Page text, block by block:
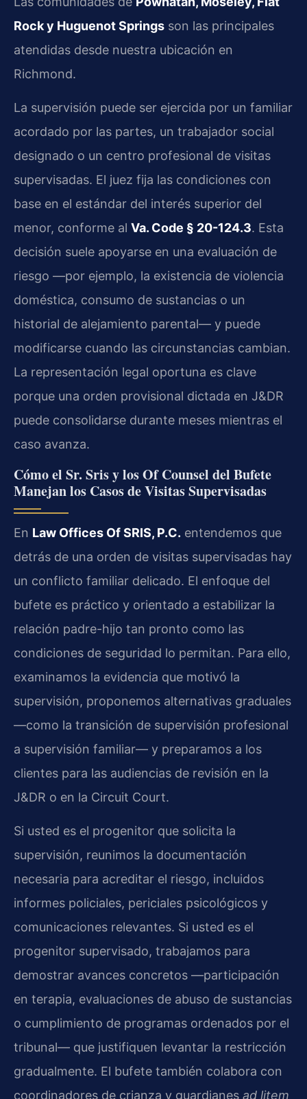
Rock y Huguenot Springs son las principales
atendidas desde nuestra ubicación en
Richmond.
La supervisión puede ser ejercida por un familiar
acordado por las partes, un trabajador social
designado o un centro profesional de visitas
supervisadas. El juez fija las condiciones con
base en el estándar del interés superior del
menor, conforme al Va. Code § 20-124.3. Esta
decisión suele apoyarse en una evaluación de
riesgo —por ejemplo, la existencia de violencia
doméstica, consumo de sustancias o un
historial de alejamiento parental— y puede
modificarse cuando las circunstancias cambian.
La representación legal oportuna es clave
porque una orden provisional dictada en J&DR
puede consolidarse durante meses mientras el
caso avanza.
Cómo el Sr. Sris y los Of Counsel del Bufete
Manejan los Casos de Visitas Supervisadas
En Law Offices Of SRIS, P.C. entendemos que
detrás de una orden de visitas supervisadas hay
un conflicto familiar delicado. El enfoque del
bufete es práctico y orientado a estabilizar la
relación padre-hijo tan pronto como las
condiciones de seguridad lo permitan. Para ello,
examinamos la evidencia que motivó la
supervisión, proponemos alternativas graduales
—como la transición de supervisión profesional
a supervisión familiar— y preparamos a los
clientes para las audiencias de revisión en la
J&DR o en la Circuit Court.
Si usted es el progenitor que solicita la
supervisión, reunimos la documentación
necesaria para acreditar el riesgo, incluidos
informes policiales, periciales psicológicos y
comunicaciones relevantes. Si usted es el
progenitor supervisado, trabajamos para
demostrar avances concretos —participación
en terapia, evaluaciones de abuso de sustancias
o cumplimiento de programas ordenados por el
tribunal— que justifiquen levantar la restricción
gradualmente. El bufete también colabora con
coordinadores de crianza y guardianes ad litem